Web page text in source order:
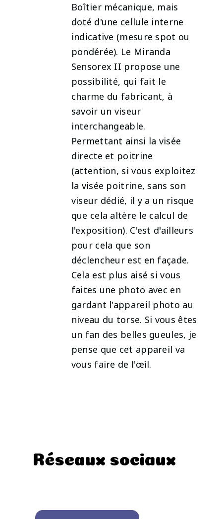
Boîtier mécanique, mais
doté d'une cellule interne
indicative (mesure spot ou
pondérée). Le Miranda
Sensorex II propose une
possibilité, qui fait le
charme du fabricant, à
savoir un viseur
interchangeable.
Permettant ainsi la visée
directe et poitrine
(attention, si vous exploitez
la visée poitrine, sans son
viseur dédié, il y a un risque
que cela altère le calcul de
l'exposition). C'est d'ailleurs
pour cela que son
déclencheur est en façade.
Cela est plus aisé si vous
faites une photo avec en
gardant l'appareil photo au
niveau du torse. Si vous êtes
un fan des belles gueules, je
pense que cet appareil va
vous faire de l'œil.
Réseaux sociaux